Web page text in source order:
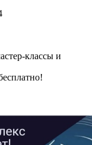
классы и